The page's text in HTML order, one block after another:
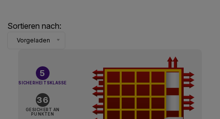
Sortieren nach:
Vorgeladen
5
SICHERHEITSKLASSE
36
GESICHERT AN
PUNKTEN